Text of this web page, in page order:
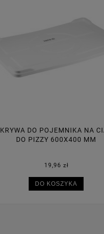
POJEMNIK NA CIASTO DO
600X400X75 MM, 14L
30,50 zł
DO KOSZYKA